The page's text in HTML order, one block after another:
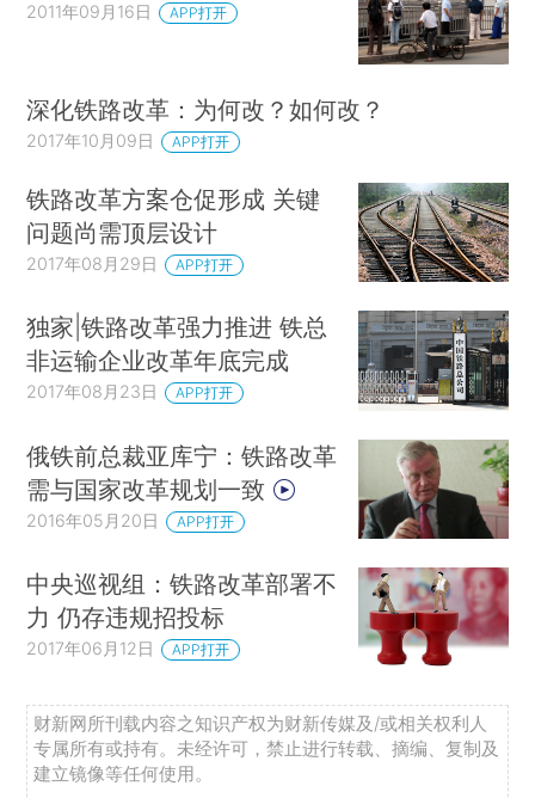
2011年09月16日 APP打开
深化铁路改革：为何改？如何改？
2017年10月09日 APP打开
铁路改革方案仓促形成 关键
问题尚需顶层设计
2017年08月29日 APP打开
独家|铁路改革强力推进 铁总
非运输企业改革年底完成
2017年08月23日 APP打开
俄铁前总裁亚库宁：铁路改革
需与国家改革规划一致
2016年05月20日 APP打开
中央巡视组：铁路改革部署不
力 仍存违规招投标
2017年06月12日 APP打开
财新网所刊载内容之知识产权为财新传媒及/或相关权利人
专属所有或持有。未经许可，禁止进行转载、摘编、复制及
建立镜像等任何使用。